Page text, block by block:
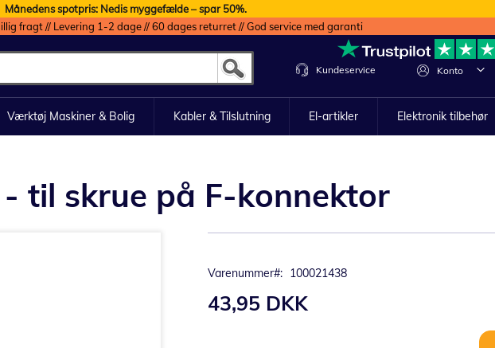
Månedens spotpris: Nedis myggefælde – spar 50%.
fragt // Levering 1-2 dage // 60 dages returret // God service med garanti
Konto
Lave
Kundeservice
Værktøj Maskiner & Bolig Kabler & Tilslutning El-artikler Elektronik tilbehør
til skrue på F-konnektor
Varenummer 100021438
43,95 DKK